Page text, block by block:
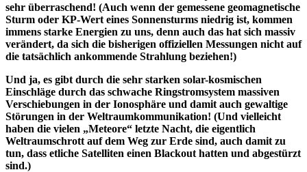
sehr überraschend! (Auch wenn der gemessene geomagnetische
Sturm oder KP-Wert eines Sonnensturms niedrig ist, kommen
immens starke Energien zu uns, denn auch das hat sich massiv
verändert, da sich die bisherigen offiziellen Messungen nicht auf
die tatsächlich ankommende Strahlung beziehen!)
Und ja, es gibt durch die sehr starken solar-kosmischen
Einschläge durch das schwache Ringstromsystem massiven
Verschiebungen in der Ionosphäre und damit auch gewaltige
Störungen in der Weltraumkommunikation! (Und vielleicht
haben die vielen „Meteore“ letzte Nacht, die eigentlich
Weltraumschrott auf dem Weg zur Erde sind, auch damit zu
tun, dass etliche Satelliten einen Blackout hatten und abgestürzt
sind.)